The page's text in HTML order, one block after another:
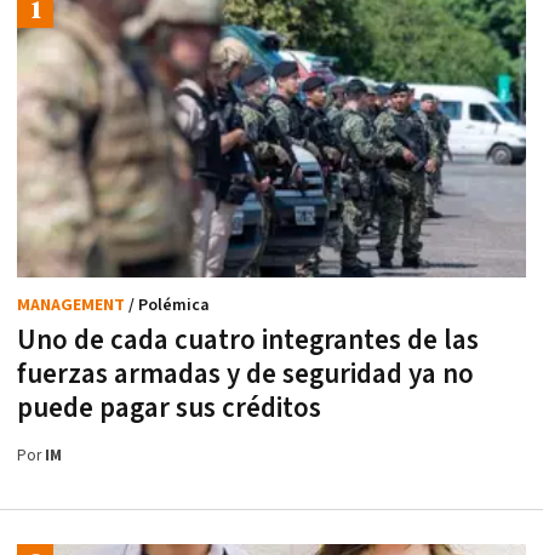
Uno de cada cuatro integrantes de las
fuerzas armadas y de seguridad ya no
puede pagar sus créditos
MANAGEMENT / Polémica
PorIM